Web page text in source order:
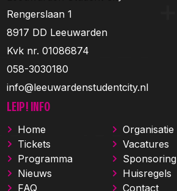
Rengerslaan 1
8917 DD Leeuwarden
Kvk nr. 01086874
058-3030180
info@leeuwardenstudentcity.nl
LEIP! INFO
Home
Tickets
Programma
Nieuws
FAQ
Organisatie
Vacatures
Sponsoring
Huisregels
Contact